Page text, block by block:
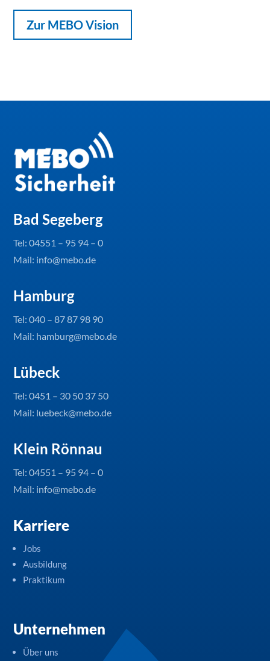
Zur MEBO Vision
Bad Segeberg
Tel: 04551 – 95 94 – 0
Mail: info@mebo.de
Hamburg
Tel: 040 – 87 87 98 90
Mail: hamburg@mebo.de
Lübeck
Tel: 0451 – 30 50 37 50
Mail: luebeck@mebo.de
Klein Rönnau
Tel: 04551 – 95 94 – 0
Mail: info@mebo.de
Karriere
Jobs
Ausbildung
Praktikum
Unternehmen
Über uns